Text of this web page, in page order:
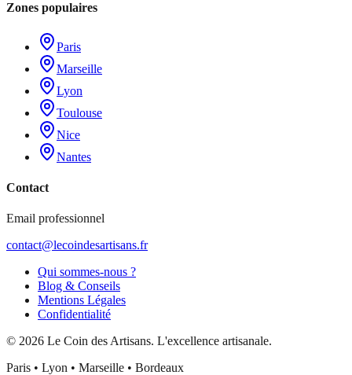
Zones populaires
Paris
Marseille
Lyon
Toulouse
Nice
Nantes
Contact
Email professionnel
contact@lecoindesartisans.fr
Qui sommes-nous ?
Blog & Conseils
Mentions Légales
Confidentialité
© 2026 Le Coin des Artisans. L'excellence artisanale.
Paris • Lyon • Marseille • Bordeaux